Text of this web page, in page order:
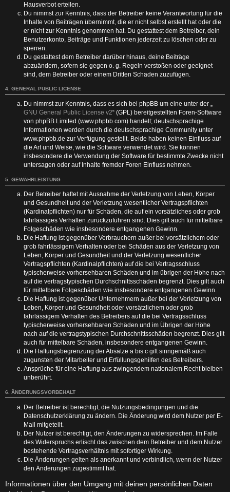
Hausverbot erteilen.
Du nimmst zur Kenntnis, dass der Betreiber keine Verantwortung für die
Inhalte von Beiträgen übernimmt, die er nicht selbst erstellt hat oder die
er nicht zur Kenntnis genommen hat. Du gestattest dem Betreiber, dein
Benutzerkonto, Beiträge und Funktionen jederzeit zu löschen oder zu
sperren.
Du gestattest dem Betreiber darüber hinaus, deine Beiträge
abzuändern, sofern sie gegen o. g. Regeln verstoßen oder geeignet
sind, dem Betreiber oder einem Dritten Schaden zuzufügen.
4. GENERAL PUBLIC LICENSE
Du nimmst zur Kenntnis, dass es sich bei phpBB um eine unter der „
GNU General Public License v2“ (GPL) bereitgestellten Foren-Software
von phpBB Limited (www.phpbb.com) handelt; deutschsprachige
Informationen werden durch die deutschsprachige Community unter
www.phpbb.de zur Verfügung gestellt. Beide haben keinen Einfluss auf
die Art und Weise, wie die Software verwendet wird. Sie können
insbesondere die Verwendung der Software für bestimmte Zwecke nicht
untersagen oder auf Inhalte fremder Foren Einfluss nehmen.
5. GEWÄHRLEISTUNG
Der Betreiber haftet mit Ausnahme der Verletzung von Leben, Körper
und Gesundheit und der Verletzung wesentlicher Vertragspflichten
(Kardinalpflichten) nur für Schäden, die auf ein vorsätzliches oder grob
fahrlässiges Verhalten zurückzuführen sind. Dies gilt auch für mittelbare
Folgeschäden wie insbesondere entgangenen Gewinn.
Die Haftung ist gegenüber Verbrauchern außer bei vorsätzlichem oder
grob fahrlässigem Verhalten oder bei Schäden aus der Verletzung von
Leben, Körper und Gesundheit und der Verletzung wesentlicher
Vertragspflichten (Kardinalpflichten) auf die bei Vertragsschluss
typischerweise vorhersehbaren Schäden und im übrigen der Höhe nach
auf die vertragstypischen Durchschnittsschäden begrenzt. Dies gilt auch
für mittelbare Folgeschäden wie insbesondere entgangenen Gewinn.
Die Haftung ist gegenüber Unternehmern außer bei der Verletzung von
Leben, Körper und Gesundheit oder vorsätzlichem oder grob
fahrlässigem Verhalten des Betreibers auf die bei Vertragsschluss
typischerweise vorhersehbaren Schäden und im Übrigen der Höhe
nach auf die vertragstypischen Durchschnittsschäden begrenzt. Dies gilt
auch für mittelbare Schäden, insbesondere entgangenen Gewinn.
Die Haftungsbegrenzung der Absätze a bis c gilt sinngemäß auch
zugunsten der Mitarbeiter und Erfüllungsgehilfen des Betreibers.
Ansprüche für eine Haftung aus zwingendem nationalem Recht bleiben
unberührt.
6. ÄNDERUNGSVORBEHALT
Der Betreiber ist berechtigt, die Nutzungsbedingungen und die
Datenschutzerklärung zu ändern. Die Änderung wird dem Nutzer per E-
Mail mitgeteilt.
Der Nutzer ist berechtigt, den Änderungen zu widersprechen. Im Falle
des Widerspruchs erlischt das zwischen dem Betreiber und dem Nutzer
bestehende Vertragsverhältnis mit sofortiger Wirkung.
Die Änderungen gelten als anerkannt und verbindlich, wenn der Nutzer
den Änderungen zugestimmt hat.
Informationen über den Umgang mit deinen persönlichen Daten